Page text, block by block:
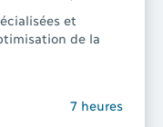
et
de la
7 heures